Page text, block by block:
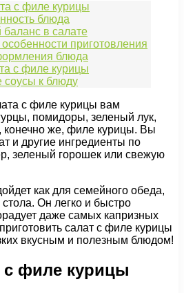
с филе курицы
блюда
в салате
приготовления
блюда
с филе курицы
к блюду
с филе курицы вам
помидоры, зеленый лук,
конечно же, филе курицы. Вы
и другие ингредиенты по
зеленый горошек или свежую
как для семейного обеда,
Он легко и быстро
даже самых капризных
салат с филе курицы
вкусным и полезным блюдом!
с филе курицы